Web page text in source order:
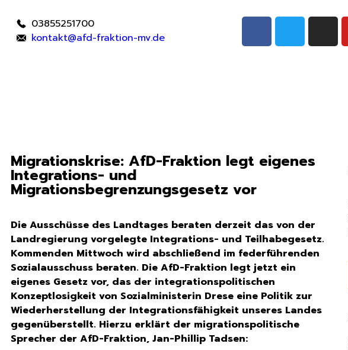
03855251700
kontakt@afd-fraktion-mv.de
Migrationskrise: AfD-Fraktion legt eigenes
Integrations- und
Migrationsbegrenzungsgesetz vor
Die Ausschüsse des Landtages beraten derzeit das von der
Landregierung vorgelegte Integrations- und Teilhabegesetz.
Kommenden Mittwoch wird abschließend im federführenden
Sozialausschuss beraten. Die AfD-Fraktion legt jetzt ein
eigenes Gesetz vor, das der integrationspolitischen
Konzeptlosigkeit von Sozialministerin Drese eine Politik zur
Wiederherstellung der Integrationsfähigkeit unseres Landes
gegenüberstellt. Hierzu erklärt der migrationspolitische
Sprecher der AfD-Fraktion, Jan-Phillip Tadsen: